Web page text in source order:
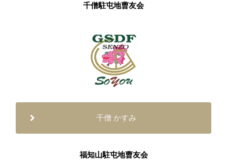
千僧駐屯地曹友会
千僧 かすみ
福知山駐屯地曹友会